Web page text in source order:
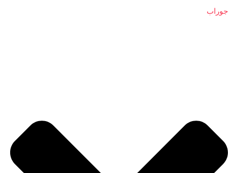
جوراب